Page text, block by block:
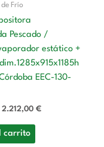
Frío
Pescado /
estático +
EEC-130-
2.212,00 €
carrito